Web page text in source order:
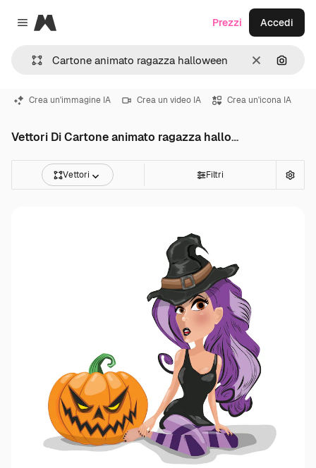
Close menu
Magnific
CancellaCerca
Prezzi Accedi
Crea un'immagine IA Crea un video IA Crea un'icona IA
Vettori Di Cartone animato ragazza halloween
Vettori Filtri